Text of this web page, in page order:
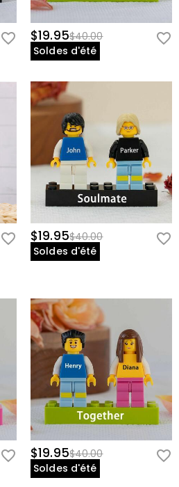
$19.95$40.00
Soldes d'été
$19.95$40.00
Soldes d'été
$19.95$40.00
Soldes d'été